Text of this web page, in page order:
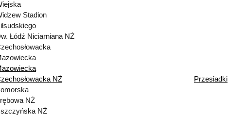
Stadion
Łódź Niciarniana NŻ
NŻ
Przesiadki
NŻ
NŻ